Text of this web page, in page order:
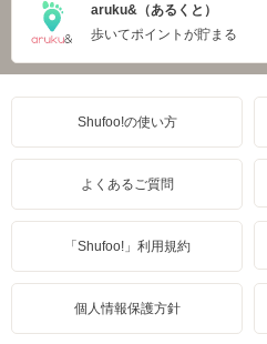
aruku&（あるくと）
歩いてポイントが貯まる
Shufoo!の使い方
よくあるご質問
「Shufoo!」利用規約
個人情報保護方針